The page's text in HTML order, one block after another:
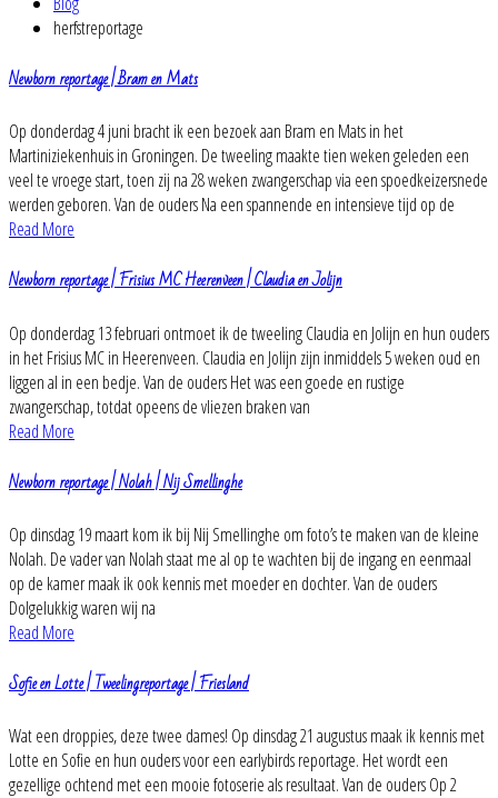
herfstreportage
Newborn reportage | Bram en Mats
Op donderdag 4 juni bracht ik een bezoek aan Bram en Mats in het
Martiniziekenhuis in Groningen. De tweeling maakte tien weken geleden een
veel te vroege start, toen zij na 28 weken zwangerschap via een spoedkeizersnede
werden geboren. Van de ouders Na een spannende en intensieve tijd op de
Read More
Newborn reportage | Frisius MC Heerenveen | Claudia en Jolijn
Op donderdag 13 februari ontmoet ik de tweeling Claudia en Jolijn en hun ouders
in het Frisius MC in Heerenveen. Claudia en Jolijn zijn inmiddels 5 weken oud en
liggen al in een bedje. Van de ouders Het was een goede en rustige
zwangerschap, totdat opeens de vliezen braken van
Read More
Newborn reportage | Nolah | Nij Smellinghe
Op dinsdag 19 maart kom ik bij Nij Smellinghe om foto’s te maken van de kleine
Nolah. De vader van Nolah staat me al op te wachten bij de ingang en eenmaal
op de kamer maak ik ook kennis met moeder en dochter. Van de ouders
Dolgelukkig waren wij na
Read More
Sofie en Lotte | Tweelingreportage | Friesland
Wat een droppies, deze twee dames! Op dinsdag 21 augustus maak ik kennis met
Lotte en Sofie en hun ouders voor een earlybirds reportage. Het wordt een
gezellige ochtend met een mooie fotoserie als resultaat. Van de ouders Op 2